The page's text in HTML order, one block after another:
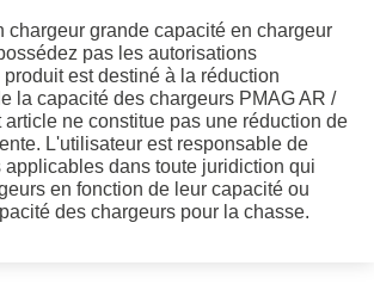
chargeur grande capacité en chargeur
pas les autorisations
est destiné à la réduction
la capacité des chargeurs PMAG AR /
article ne constitue pas une réduction de
L'utilisateur est responsable de
dans toute juridiction qui
en fonction de leur capacité ou
des chargeurs pour la chasse.